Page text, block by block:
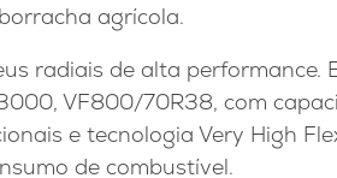
agrícola.
radiais de alta performance.
VF800/70R38, com
e tecnologia Very High
de combustível.